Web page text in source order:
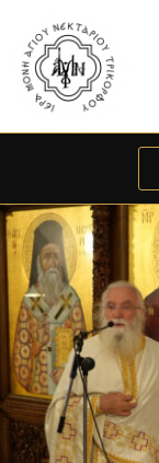
content